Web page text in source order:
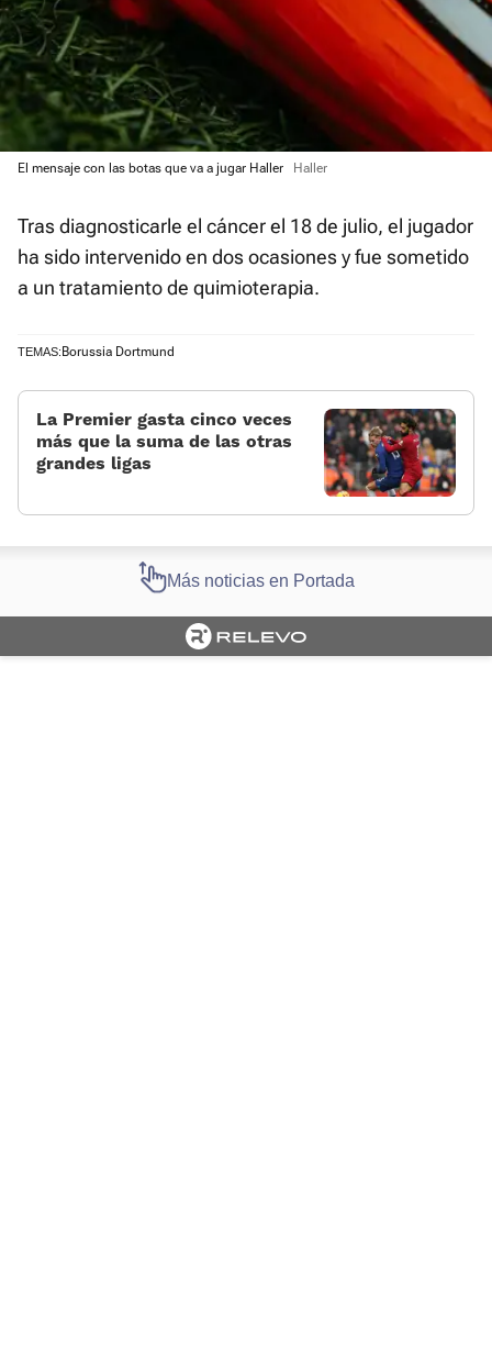
El mensaje con las botas que va a jugar Haller Haller
Tras diagnosticarle el cáncer el 18 de julio, el jugador
ha sido intervenido en dos ocasiones y fue sometido
a un tratamiento de quimioterapia.
TEMAS: Borussia Dortmund
La Premier gasta cinco veces
más que la suma de las otras
grandes ligas
Más noticias en Portada